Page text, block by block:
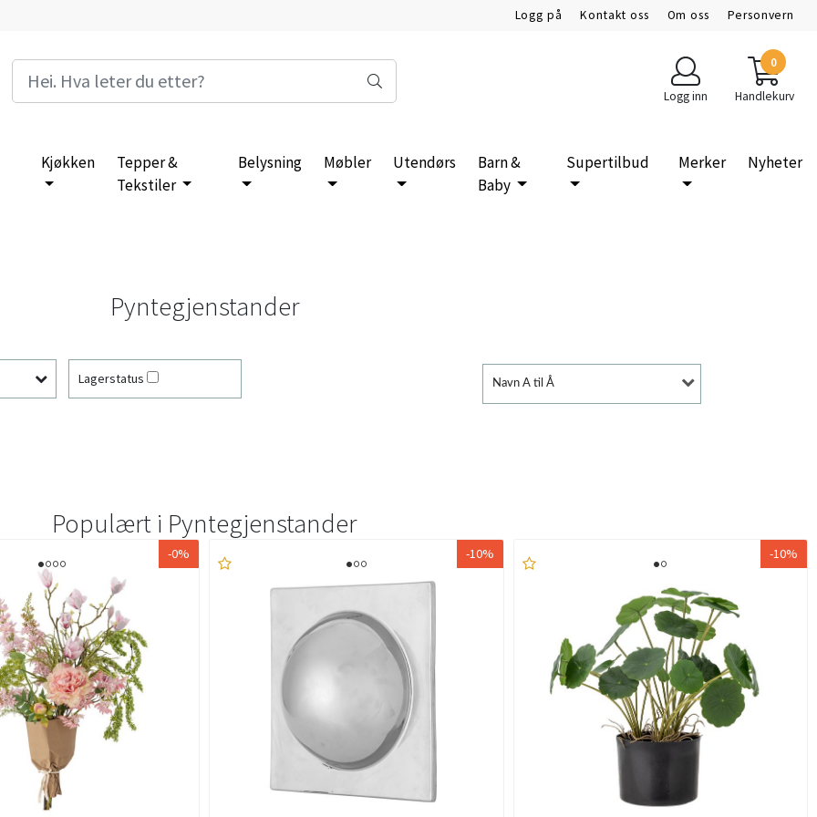
Logg på Kontakt oss Om oss Personvern
Logg inn
0
Handlekurv
Kjøkken
Tepper &
Tekstiler
Belysning Møbler Utendørs
Barn &
Baby
Supertilbud Merker Nyheter
Pyntegjenstander
Lagerstatus Navn A til Å
Populært i Pyntegjenstander
-0% -10% -10%